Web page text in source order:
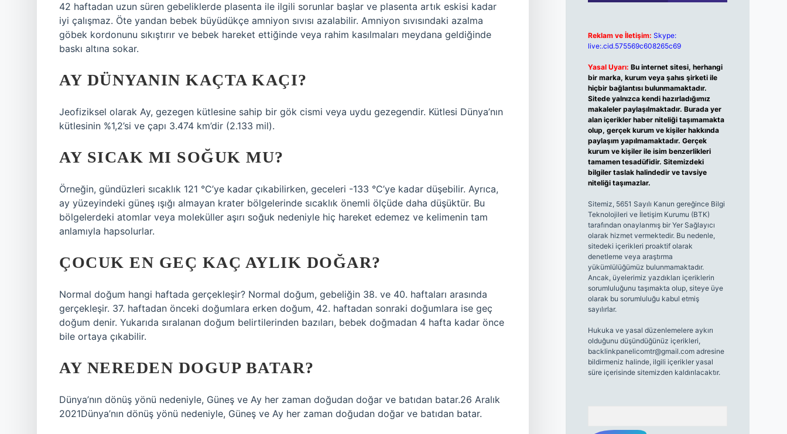
42 haftadan uzun süren gebeliklerde plasenta ile ilgili sorunlar başlar ve plasenta artık eskisi kadar
iyi çalışmaz. Öte yandan bebek büyüdükçe amniyon sıvısı azalabilir. Amniyon sıvısındaki azalma
göbek kordonunu sıkıştırır ve bebek hareket ettiğinde veya rahim kasılmaları meydana geldiğinde
baskı altına sokar.
AY DÜNYANIN KAÇTA KAÇI?
Jeofiziksel olarak Ay, gezegen kütlesine sahip bir gök cismi veya uydu gezegendir. Kütlesi Dünya’nın
kütlesinin %1,2’si ve çapı 3.474 km’dir (2.133 mil).
AY SICAK MI SOĞUK MU?
Örneğin, gündüzleri sıcaklık 121 °C’ye kadar çıkabilirken, geceleri -133 °C’ye kadar düşebilir. Ayrıca,
ay yüzeyindeki güneş ışığı almayan krater bölgelerinde sıcaklık önemli ölçüde daha düşüktür. Bu
bölgelerdeki atomlar veya moleküller aşırı soğuk nedeniyle hiç hareket edemez ve kelimenin tam
anlamıyla hapsolurlar.
ÇOCUK EN GEÇ KAÇ AYLIK DOĞAR?
Normal doğum hangi haftada gerçekleşir? Normal doğum, gebeliğin 38. ve 40. haftaları arasında
gerçekleşir. 37. haftadan önceki doğumlara erken doğum, 42. haftadan sonraki doğumlara ise geç
doğum denir. Yukarıda sıralanan doğum belirtilerinden bazıları, bebek doğmadan 4 hafta kadar önce
bile ortaya çıkabilir.
AY NEREDEN DOGUP BATAR?
Dünya’nın dönüş yönü nedeniyle, Güneş ve Ay her zaman doğudan doğar ve batıdan batar.26 Aralık
2021Dünya’nın dönüş yönü nedeniyle, Güneş ve Ay her zaman doğudan doğar ve batıdan batar.
Reklam ve İletişim: Skype:
live:.cid.575569c608265c69
Yasal Uyarı: Bu internet sitesi, herhangi
bir marka, kurum veya şahıs şirketi ile
hiçbir bağlantısı bulunmamaktadır.
Sitede yalnızca kendi hazırladığımız
makaleler paylaşılmaktadır. Burada yer
alan içerikler haber niteliği taşımamakta
olup, gerçek kurum ve kişiler hakkında
paylaşım yapılmamaktadır. Gerçek
kurum ve kişiler ile isim benzerlikleri
tamamen tesadüfidir. Sitemizdeki
bilgiler taslak halindedir ve tavsiye
niteliği taşımazlar.
Sitemiz, 5651 Sayılı Kanun gereğince Bilgi
Teknolojileri ve İletişim Kurumu (BTK)
tarafından onaylanmış bir Yer Sağlayıcı
olarak hizmet vermektedir. Bu nedenle,
sitedeki içerikleri proaktif olarak
denetleme veya araştırma
yükümlülüğümüz bulunmamaktadır.
Ancak, üyelerimiz yazdıkları içeriklerin
sorumluluğunu taşımakta olup, siteye üye
olarak bu sorumluluğu kabul etmiş
sayılırlar.
Hukuka ve yasal düzenlemelere aykırı
olduğunu düşündüğünüz içerikleri,
backlinkpanelicomtr@gmail.comadresine
bildirmeniz halinde, ilgili içerikler yasal
süre içerisinde sitemizden kaldırılacaktır.